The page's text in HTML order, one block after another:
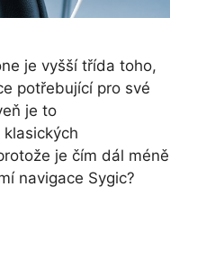
je vyšší třída toho,
potřebující pro své
je to
je čím dál méně
navigace Sygic?